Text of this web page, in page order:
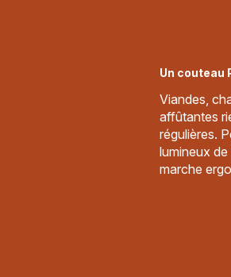
Un couteau
Viandes,
affûtantes
régulières.
lumineux
marche